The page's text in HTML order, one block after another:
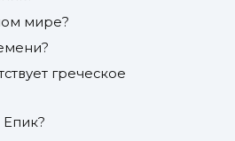
мире?
греческое